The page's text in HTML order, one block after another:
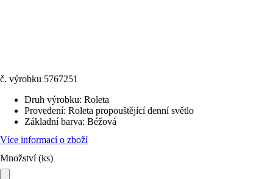
č. výrobku 5767251
Druh výrobku: Roleta
Provedení: Roleta propouštějící denní světlo
Základní barva: Béžová
Více informací o zboží
Množství (ks)